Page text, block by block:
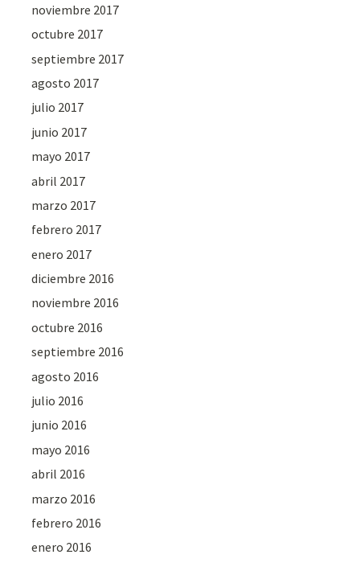
noviembre 2017
octubre 2017
septiembre 2017
agosto 2017
julio 2017
junio 2017
mayo 2017
abril 2017
marzo 2017
febrero 2017
enero 2017
diciembre 2016
noviembre 2016
octubre 2016
septiembre 2016
agosto 2016
julio 2016
junio 2016
mayo 2016
abril 2016
marzo 2016
febrero 2016
enero 2016